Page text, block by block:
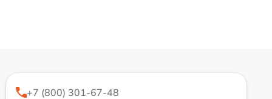
+7 (800) 301-67-48